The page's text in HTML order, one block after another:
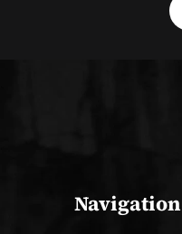
Navigation